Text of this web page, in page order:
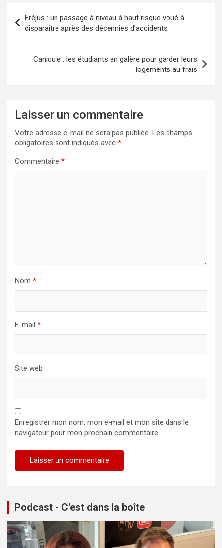
de
l’article
Fréjus : un passage à niveau à haut risque voué à
disparaître après des décennies d’accidents
Canicule : les étudiants en galère pour garder leurs
logements au frais
Laisser un commentaire
Votre adresse e-mail ne sera pas publiée. Les champs
obligatoires sont indiqués avec *
Commentaire *
Nom *
E-mail *
Site web
Enregistrer mon nom, mon e-mail et mon site dans le
navigateur pour mon prochain commentaire.
Podcast - C'est dans la boîte